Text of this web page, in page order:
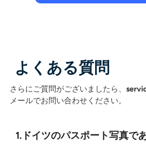
よくある質問
さらにご質問がございましたら、
メールでお問い合わせください。
1.ドイツのパスポート写真で